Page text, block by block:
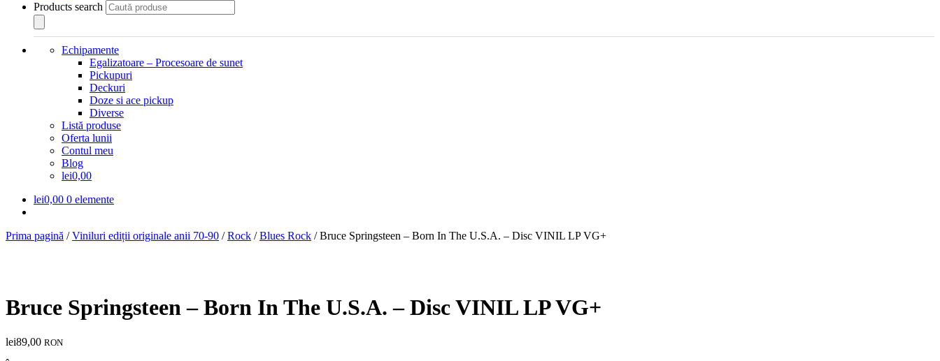
Products search
Echipamente
Egalizatoare – Procesoare de sunet
Pickupuri
Deckuri
Doze si ace pickup
Diverse
Listă produse
Oferta lunii
Contul meu
Blog
lei0,00
lei0,00 0 elemente
Prima pagină /Viniluri ediții originale anii 70-90 /Rock /Blues Rock /Bruce Springsteen – Born In The U.S.A. – Disc VINIL LP VG+
Bruce Springsteen – Born In The U.S.A. – Disc VINIL LP VG+
lei89,00 RON